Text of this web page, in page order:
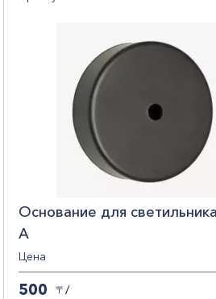
Основание для
А
Цена
500 〒 /